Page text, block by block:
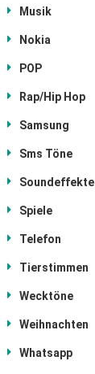
Musik
Nokia
POP
Rap/Hip Hop
Samsung
Sms Töne
Soundeffekte
Spiele
Telefon
Tierstimmen
Wecktöne
Weihnachten
Whatsapp